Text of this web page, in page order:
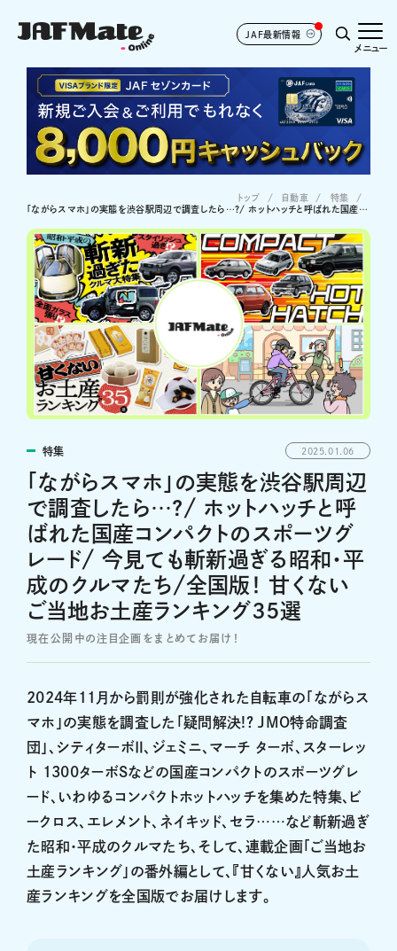
JAF最新情報
メニュー
トップ 自動車
特集
「ながらスマホ」の実態を渋谷駅周辺で調査したら…?/ ホットハッチと呼ばれた国産コンパクトのスポーツグレード/ 今見ても斬新過ぎる昭和・平成のクルマたち/全国版！ 甘くないご当地お土産ランキング35選
特集 2025.01.06
「ながらスマホ」の実態を渋谷駅周辺
で調査したら…?/ ホットハッチと呼
ばれた国産コンパクトのスポーツグ
レード/ 今見ても斬新過ぎる昭和・平
成のクルマたち/全国版！ 甘くない
ご当地お土産ランキング35選
現在公開中の注目企画をまとめてお届け！
2024年11月から罰則が強化された自転車の「ながらス
マホ」の実態を調査した「疑問解決!? JMO特命調査
団」、シティターボⅡ、ジェミニ、マーチ ターボ、スターレッ
ト 1300ターボSなどの国産コンパクトのスポーツグレ
ード、いわゆるコンパクトホットハッチを集めた特集、ビ
ークロス、エレメント、ネイキッド、セラ……など斬新過ぎ
た昭和・平成のクルマたち、そして、連載企画「ご当地お
土産ランキング」の番外編として、『甘くない』人気お土
産ランキングを全国版でお届けします。